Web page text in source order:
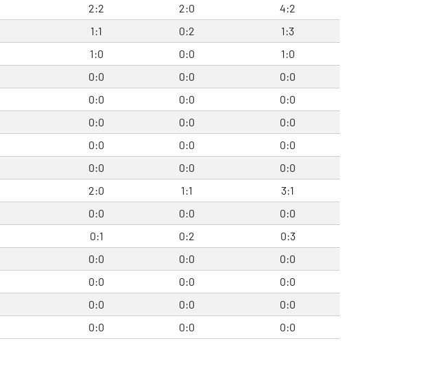
2:2 2:0
4:2
1:1 0:2
1:3
1:0 0:0
1:0
0:0 0:0
0:0
0:0 0:0
0:0
0:0 0:0
0:0
0:0 0:0
0:0
0:0 0:0
0:0
2:0 1:1
3:1
0:0 0:0
0:0
0:1 0:2
0:3
0:0 0:0
0:0
0:0 0:0
0:0
0:0 0:0
0:0
0:0 0:0 0:0